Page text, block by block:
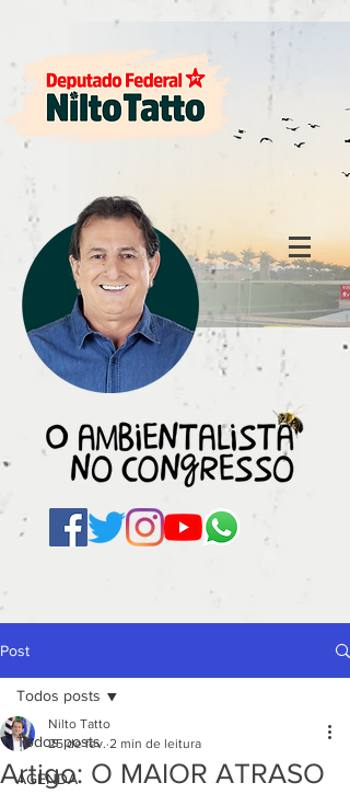
Post
Todos posts
AGENDA
Todos posts
Artigo: O MAIOR ATRASO
Nilto Tatto
25 de fev. 2 min de leitura